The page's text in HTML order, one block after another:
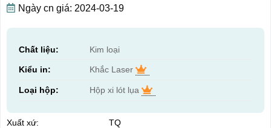
Ngày cn giá: 2024-03-19
Chất liệu: Kim loại
Kiểu in: Khắc Laser
Loại hộp: Hộp xi lót lụa
Xuất xứ: TQ